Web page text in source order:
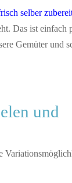
selber
Das ist einfach
Gemüter und
und